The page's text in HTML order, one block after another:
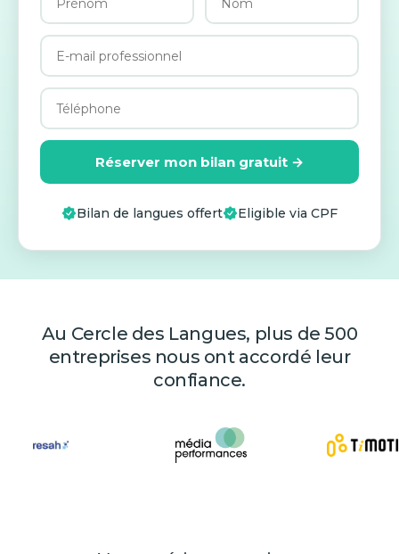
Réserver mon bilan gratuit →
Bilan de langues offert Eligible via CPF
Au Cercle des Langues, plus de 500
entreprises nous ont accordé leur
confiance.